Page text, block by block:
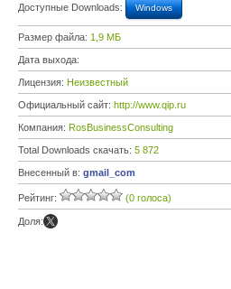
Доступные Downloads: Windows
Размер файла: 1,9 МБ
Дата выхода:
Лицензия: Неизвестный
Официальный сайт: http://www.qip.ru
Компания: RosBusinessConsulting
Total Downloads скачать: 5 872
Внесенный в: gmail_com
Рейтинг: (0 голоса)
Доля: